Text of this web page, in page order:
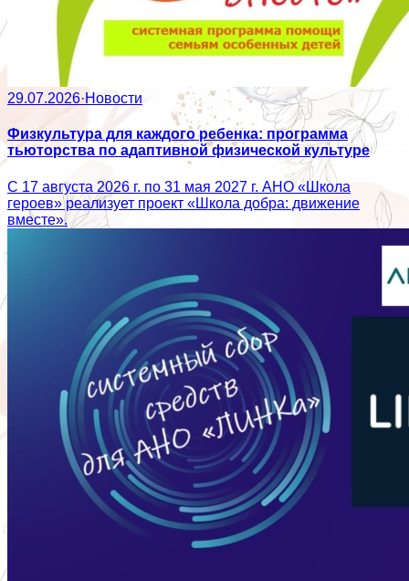
29.07.2026·Новости
Физкультура для каждого ребенка: программа
тьюторства по адаптивной физической культуре
С 17 августа 2026 г. по 31 мая 2027 г. АНО «Школа
героев» реализует проект «Школа добра: движение
вместе».